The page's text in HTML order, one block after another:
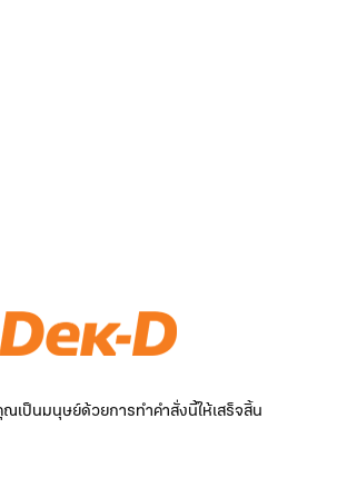
เป็นมนุษย์ด้วยการทำคำสั่งนี้ให้เสร็จสิ้น